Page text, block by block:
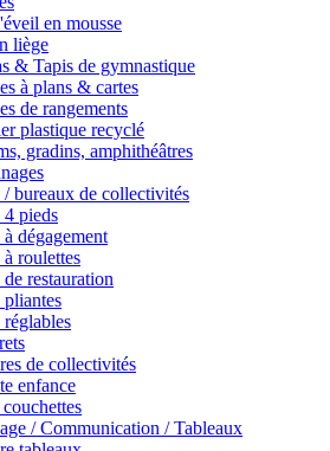
en mousse
liège
& Tapis de gymnastique
à plans & cartes
de rangements
plastique recyclé
gradins, amphithéâtres
/ bureaux de collectivités
4 pieds
à dégagement
à roulettes
de restauration
pliantes
réglables
de collectivités
enfance
/ Communication / Tableaux